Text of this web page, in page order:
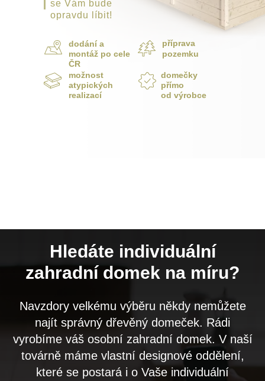
dodání a
montáž po cele
ČR
příprava
pozemku
domečky
přímo
od výrobce
se Vám bude
opravdu líbit!
možnost
atypických
realizací
Hledáte individuální
zahradní domek na míru?
Navzdory velkému výběru někdy nemůžete
najít správný dřevěný domeček. Rádi
vyrobíme váš osobní zahradní domek. V naší
továrně máme vlastní designové oddělení,
které se postará i o Vaše individuální